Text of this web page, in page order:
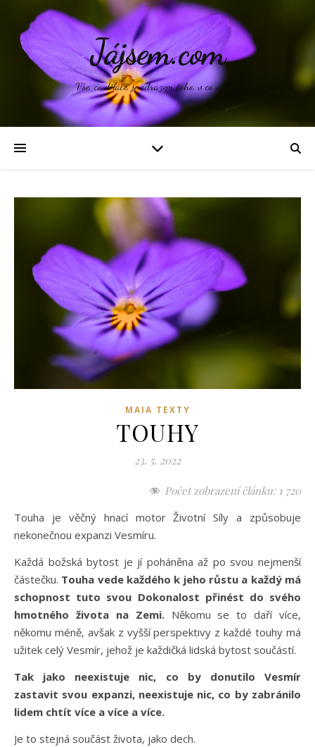
Jájsem.com
Vše, co děláte, je odrazem toho, v co věříte.
MAIA TEXTY
TOUHY
23. 5. 2022
Počet zobrazení článku: 1 720
Touha je věčný hnací motor Životní Síly a způsobuje
nekonečnou expanzi Vesmíru.
Každá božská bytost je jí poháněna až po svou nejmenší
částečku. Touha vede každého k jeho růstu a každý má
schopnost tuto svou Dokonalost přinést do svého
hmotného života na Zemi.Někomu se to daří více,
někomu méně, avšak z vyšší perspektivy z každé touhy má
užitek celý Vesmír, jehož je každičká lidská bytost součástí.
Tak jako neexistuje nic, co by donutilo Vesmír
zastavit svou expanzi, neexistuje nic, co by zabránilo
lidem chtít více a více a více.
Je to stejná součást života, jako dech.